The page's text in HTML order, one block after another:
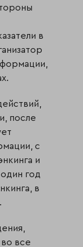
в
после
с
и
год
в
все